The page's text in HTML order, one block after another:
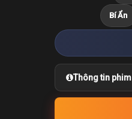
Bí Ẩn
Thông tin phim